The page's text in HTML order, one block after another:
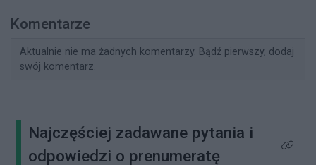
Komentarze
Aktualnie nie ma żadnych komentarzy. Bądź pierwszy, dodaj
swój komentarz.
Najczęściej zadawane pytania i
odpowiedzi o prenumeratę
Kliknij